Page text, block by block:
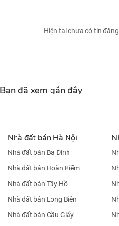
Hiện tại chưa có tin
Bạn đã xem gần đây
Nhà đất bán Hà Nội
Nhà đất bán Ba Đình
Nhà đất bán Hoàn Kiếm
Nhà đất bán Tây Hồ
Nhà đất bán Long Biên
Nhà đất bán Cầu Giấy